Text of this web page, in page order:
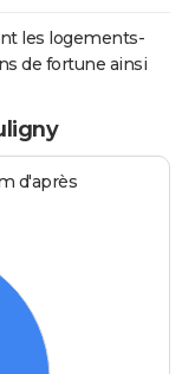
les logements-
de fortune ainsi
d'après